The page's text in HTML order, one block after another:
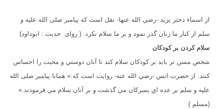
از اسماء دختر يزيد -رضي الله عنها- نقل است که پيامبر صلى الله عليه و
سلم از کنار ما زنان گذر نمود و بر ما سلام نکرد. ( روای حدیث : ابوداود)
سلام کردن بر کودکان
شخص مسن تر بايد بر کودکان سلام کند تا آنان دوستي و محبت را احساس
کنند. از حضرت انس -رضي الله عنه- روايت است که:« همانا پيامبر صلى الله
عليه و سلم بر عده اي پسرکان مي گذشت و بر آنان سلام مي فرمودند.»
(مسلم )